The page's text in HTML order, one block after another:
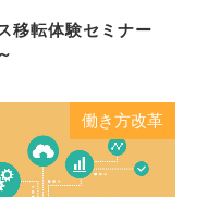
移転体験セミナー
働き方改革